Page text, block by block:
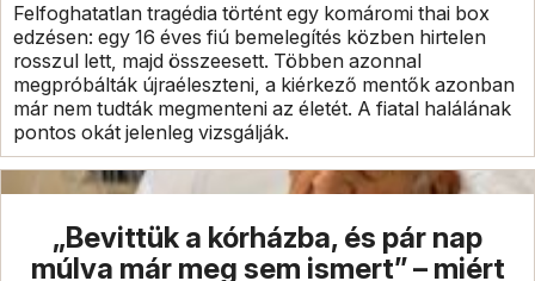
Felfoghatatlan tragédia történt egy komáromi thai box
edzésen: egy 16 éves fiú bemelegítés közben hirtelen
rosszul lett, majd összeesett. Többen azonnal
megpróbálták újraéleszteni, a kiérkező mentők azonban
már nem tudták megmenteni az életét. A fiatal halálának
pontos okát jelenleg vizsgálják.
„Bevittük a kórházba, és pár nap
múlva már meg sem ismert” – miért